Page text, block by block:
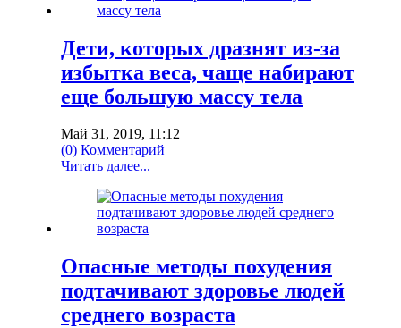
Дети, которых дразнят из-за
избытка веса, чаще набирают
еще большую массу тела
Май 31, 2019, 11:12
(0) Комментарий
Читать далее...
Опасные методы похудения
подтачивают здоровье людей
среднего возраста